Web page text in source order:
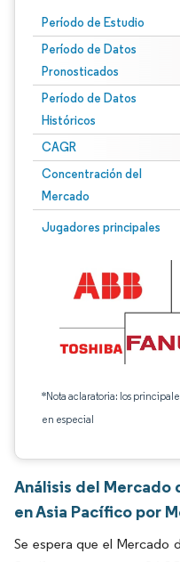
Período de Estudio
Período de Datos
Pronosticados
Período de Datos
Históricos
CAGR
Concentración del
Mercado
Jugadores principales
*Nota aclaratoria: los
en especial
Análisis del Mercado
en Asia Pacífico por
Se espera que el Mercado